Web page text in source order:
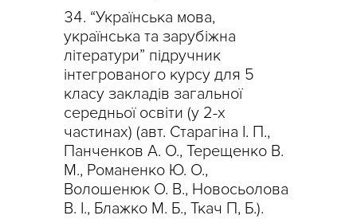
“Українська мова,
українська та зарубіжна
літератури” підручник
інтегрованого курсу для 5
класу закладів загальної
середньої освіти (у 2-х
частинах) (авт. Старагіна І. П.,
Панченков А. О., Терещенко В.
М., Романенко Ю. О.,
Волошенюк О. В., Новосьолова
В. І., Блажко М. Б., Ткач П, Б.).